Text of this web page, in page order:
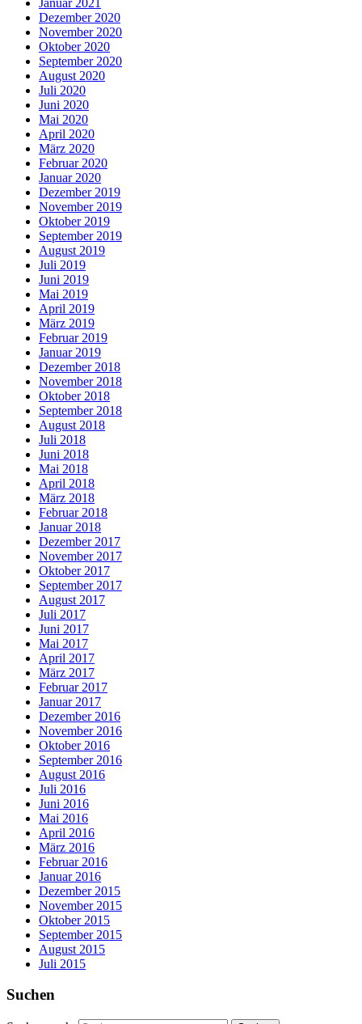
Dezember 2020
November 2020
Oktober 2020
September 2020
August 2020
Juli 2020
Juni 2020
Mai 2020
April 2020
März 2020
Februar 2020
Januar 2020
Dezember 2019
November 2019
Oktober 2019
September 2019
August 2019
Juli 2019
Juni 2019
Mai 2019
April 2019
März 2019
Februar 2019
Januar 2019
Dezember 2018
November 2018
Oktober 2018
September 2018
August 2018
Juli 2018
Juni 2018
Mai 2018
April 2018
März 2018
Februar 2018
Januar 2018
Dezember 2017
November 2017
Oktober 2017
September 2017
August 2017
Juli 2017
Juni 2017
Mai 2017
April 2017
März 2017
Februar 2017
Januar 2017
Dezember 2016
November 2016
Oktober 2016
September 2016
August 2016
Juli 2016
Juni 2016
Mai 2016
April 2016
März 2016
Februar 2016
Januar 2016
Dezember 2015
November 2015
Oktober 2015
September 2015
August 2015
Juli 2015
Suchen